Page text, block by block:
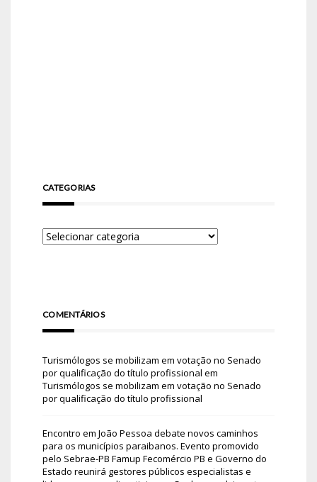
CATEGORIAS
COMENTÁRIOS
Turismólogos se mobilizam em votação no Senado
por qualificação do título profissional em
Turismólogos se mobilizam em votação no Senado
por qualificação do título profissional
Encontro em João Pessoa debate novos caminhos
para os municípios paraibanos. Evento promovido
pelo Sebrae-PB Famup Fecomércio PB e Governo do
Estado reunirá gestores públicos especialistas e